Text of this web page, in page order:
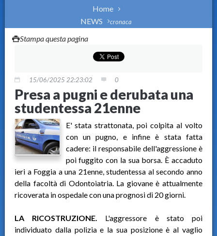
Home
NEWS
cronaca
Stampa questa pagina
15/06/2025 22:23:02 0
Presa a pugni e derubata una
studentessa 21enne
E' stata strattonata, poi colpita al volto
con un pugno, e infine è stata fatta
cadere: il responsabile dell'aggressione è
poi fuggito con la sua borsa. È accaduto
ieri a Foggia a una 21enne, studentessa al secondo anno
della facoltà di Odontoiatria. La giovane è attualmente
ricoverata in ospedale con una prognosi di 20 giorni.
LA RICOSTRUZIONE. L'aggressore è stato poi
individuato dalla polizia e la sua posizione è al vaglio